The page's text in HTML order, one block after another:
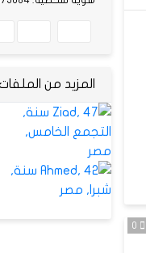
المزيد من